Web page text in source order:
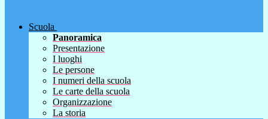
Scuola
Panoramica
Presentazione
I luoghi
Le persone
I numeri della scuola
Le carte della scuola
Organizzazione
La storia